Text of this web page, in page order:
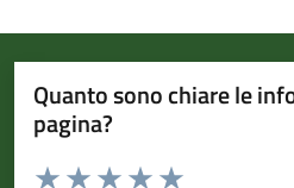
Quanto sono chiare le
pagina?
Valuta da 1 a 5 stelle la pagina